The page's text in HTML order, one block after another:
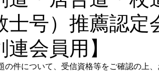
士号）推薦認定
連会員用】
の件について、受信資格等をご確認の上、